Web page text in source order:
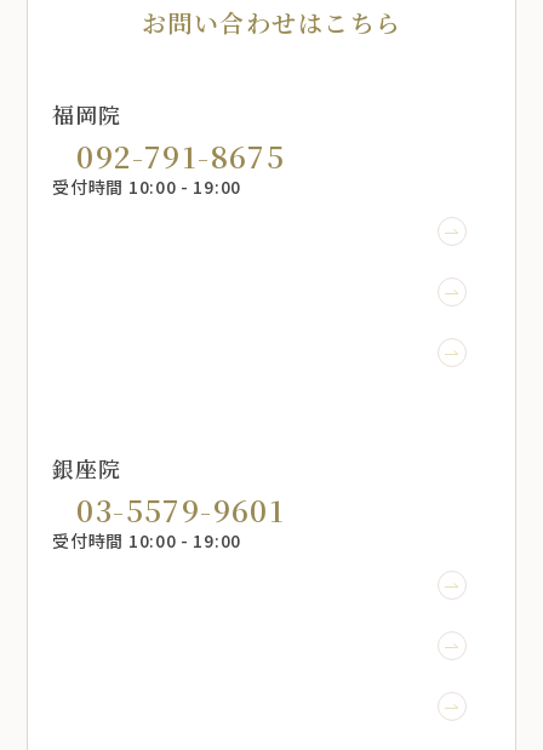
お問い合わせはこちら
福岡院
092-791-8675
受付時間 10:00 - 19:00
銀座院
03-5579-9601
受付時間 10:00 - 19:00